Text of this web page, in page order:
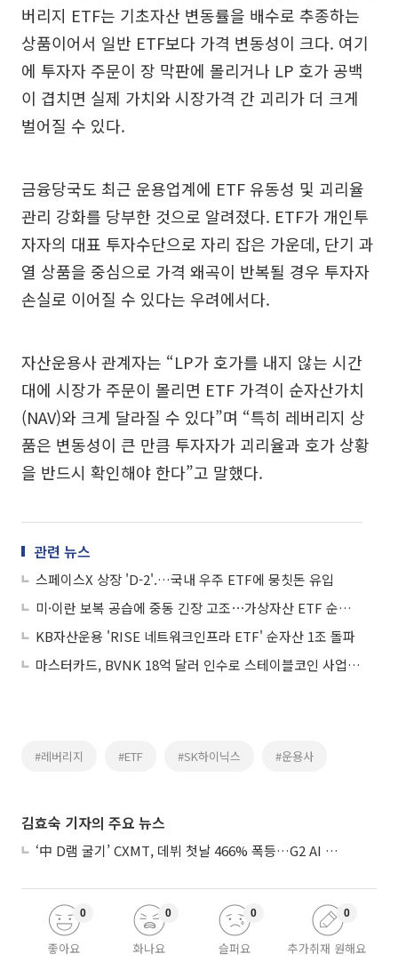
버리지 ETF는 기초자산 변동률을 배수로 추종하는
상품이어서 일반 ETF보다 가격 변동성이 크다. 여기
에 투자자 주문이 장 막판에 몰리거나 LP 호가 공백
이 겹치면 실제 가치와 시장가격 간 괴리가 더 크게
벌어질 수 있다.
금융당국도 최근 운용업계에 ETF 유동성 및 괴리율
관리 강화를 당부한 것으로 알려졌다. ETF가 개인투
자자의 대표 투자수단으로 자리 잡은 가운데, 단기 과
열 상품을 중심으로 가격 왜곡이 반복될 경우 투자자
손실로 이어질 수 있다는 우려에서다.
자산운용사 관계자는 “LP가 호가를 내지 않는 시간
대에 시장가 주문이 몰리면 ETF 가격이 순자산가치
(NAV)와 크게 달라질 수 있다”며 “특히 레버리지 상
품은 변동성이 큰 만큼 투자자가 괴리율과 호가 상황
을 반드시 확인해야 한다”고 말했다.
관련 뉴스
스페이스X 상장 'D-2'.…국내 우주 ETF에 뭉칫돈 유입
미·이란 보복 공습에 중동 긴장 고조⋯가상자산 ETF 순유출 계속
KB자산운용 'RISE 네트워크인프라 ETF' 순자산 1조 돌파
마스터카드, BVNK 18억 달러 인수로 스테이블코인 사업 본격 확장
#레버리지 #ETF #SK하이닉스 #운용사
김효숙 기자의 주요 뉴스
‘中 D램 굴기’ CXMT, 데뷔 첫날 466% 폭등…G2 AI 패권 ‘쩐의 전쟁’
좋아요
0
화나요
0
슬퍼요
0
추가취재 원해요
0